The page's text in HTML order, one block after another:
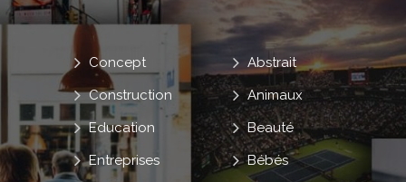
Abstrait
Animaux
Beauté
Bébés
Concept
Construction
Education
Entreprises